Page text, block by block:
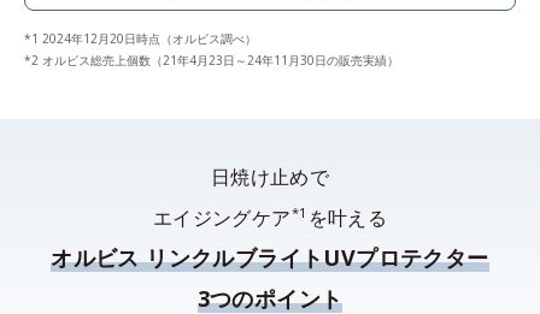
*1 2024年12月20日時点（オルビス調べ）
*2 オルビス総売上個数（21年4月23日～24年11月30日の販売実績）
日焼け止めで
エイジングケア*1 を叶える
オルビス リンクルブライトUVプロテクター
3つのポイント